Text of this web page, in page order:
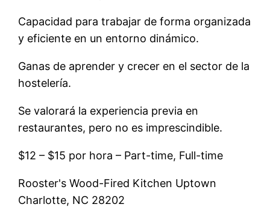
Capacidad para trabajar de forma organizada
y eficiente en un entorno dinámico.
Ganas de aprender y crecer en el sector de la
hostelería.
Se valorará la experiencia previa en
restaurantes, pero no es imprescindible.
$12 – $15 por hora – Part-time, Full-time
Rooster's Wood-Fired Kitchen Uptown
Charlotte, NC 28202